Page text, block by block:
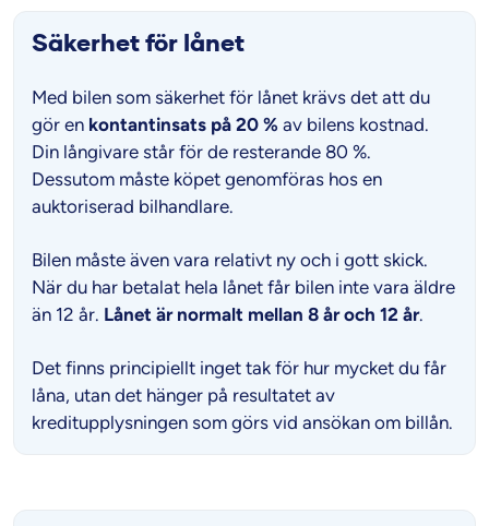
Säkerhet för lånet
Med bilen som säkerhet för lånet krävs det att du
gör en kontantinsats på 20 % av bilens kostnad.
Din långivare står för de resterande 80 %.
Dessutom måste köpet genomföras hos en
auktoriserad bilhandlare.
Bilen måste även vara relativt ny och i gott skick.
När du har betalat hela lånet får bilen inte vara äldre
än 12 år. Lånet är normalt mellan 8 år och 12 år.
Det finns principiellt inget tak för hur mycket du får
låna, utan det hänger på resultatet av
kreditupplysningen som görs vid ansökan om billån.